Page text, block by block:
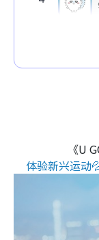
《U
体验新兴运动